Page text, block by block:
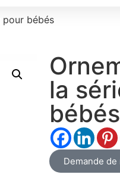
pour bébés
la
bébés
Demande